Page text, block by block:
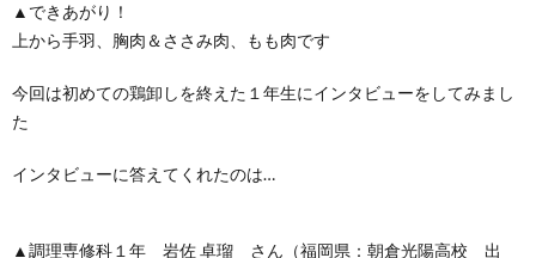
▲できあがり！
上から手羽、胸肉＆ささみ肉、もも肉です
今回は初めての鶏卸しを終えた１年生にインタビューをしてみまし
た
インタビューに答えてくれたのは…
▲調理専修科１年 岩佐 卓瑠 さん（福岡県：朝倉光陽高校 出